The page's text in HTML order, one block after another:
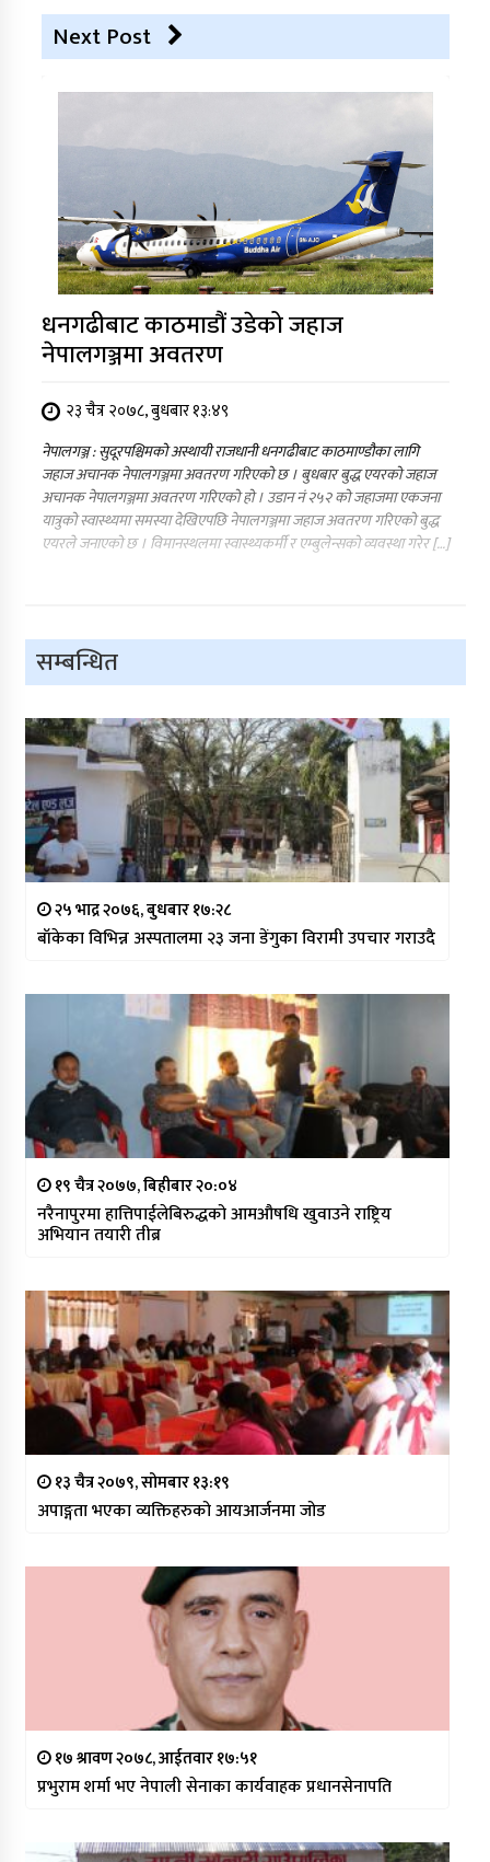
Next Post
धनगढीबाट काठमाडौं उडेको जहाज
नेपालगञ्जमा अवतरण
२३ चैत्र २०७८, बुधबार १३:४९
नेपालगञ्ज : सुदूरपश्चिमको अस्थायी राजधानी धनगढीबाट काठमाण्डौका लागि
जहाज अचानक नेपालगञ्जमा अवतरण गरिएको छ । बुधबार बुद्ध एयरको जहाज
अचानक नेपालगञ्जमा अवतरण गरिएको हो । उडान नं २५२ को जहाजमा एकजना
यात्रुको स्वास्थ्यमा समस्या देखिएपछि नेपालगञ्जमा जहाज अवतरण गरिएको बुद्ध
एयरले जनाएको छ । विमानस्थलमा स्वास्थ्यकर्मी र एम्बुलेन्सको व्यवस्था गरेर […]
सम्बन्धित
२५ भाद्र २०७६, बुधबार १७:२८
बाँकेका विभिन्न अस्पतालमा २३ जना डेंगुका विरामी उपचार गराउदै
१९ चैत्र २०७७, बिहीबार २०:०४
नरैनापुरमा हात्तिपाईलेबिरुद्धको आमऔषधि खुवाउने राष्ट्रिय
अभियान तयारी तीब्र
१३ चैत्र २०७९, सोमबार १३:१९
अपाङ्गता भएका व्यक्तिहरुको आयआर्जनमा जोड
१७ श्रावण २०७८, आईतवार १७:५१
प्रभुराम शर्मा भए नेपाली सेनाका कार्यवाहक प्रधानसेनापति